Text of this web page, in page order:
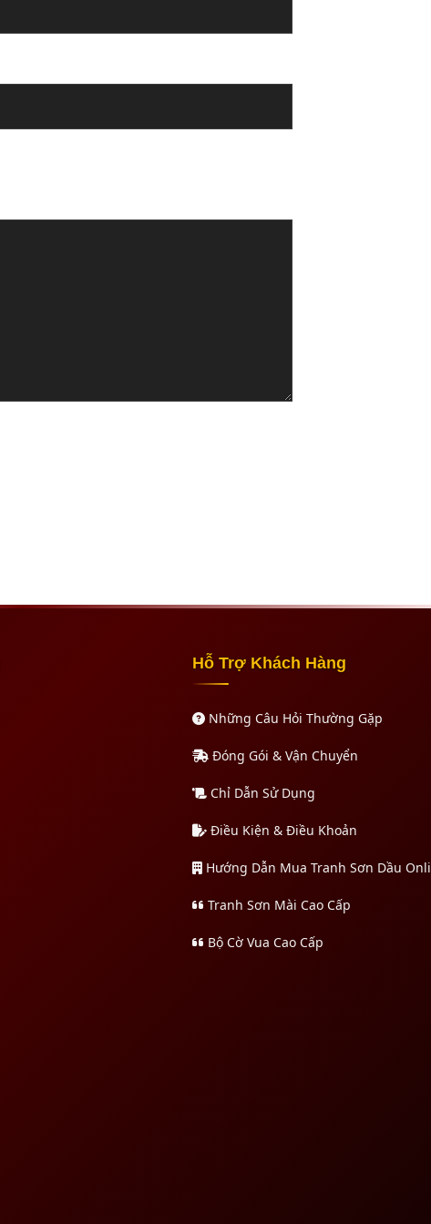
Hỗ Trợ Khách Hàng
Những Câu Hỏi Thường Gặp
Đóng Gói & Vận Chuyển
Chỉ Dẫn Sử Dụng
Điều Kiện & Điều Khoản
Hướng Dẫn Mua Tranh Sơn Dầu
Tranh Sơn Mài Cao Cấp
Bộ Cờ Vua Cao Cấp